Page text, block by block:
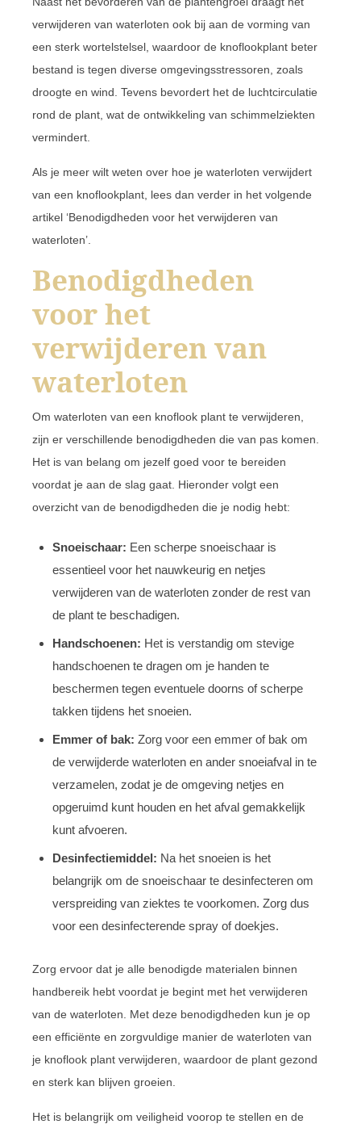
verwijderen van waterloten ook bij aan de vorming van
een sterk wortelstelsel, waardoor de knoflookplant beter
bestand is tegen diverse omgevingsstressoren, zoals
droogte en wind. Tevens bevordert het de luchtcirculatie
rond de plant, wat de ontwikkeling van schimmelziekten
vermindert.
Als je meer wilt weten over hoe je waterloten verwijdert
van een knoflookplant, lees dan verder in het volgende
artikel ‘Benodigdheden voor het verwijderen van
waterloten’.
Benodigdheden
voor het
verwijderen van
waterloten
Om waterloten van een knoflook plant te verwijderen,
zijn er verschillende benodigdheden die van pas komen.
Het is van belang om jezelf goed voor te bereiden
voordat je aan de slag gaat. Hieronder volgt een
overzicht van de benodigdheden die je nodig hebt:
Snoeischaar: Een scherpe snoeischaar is
essentieel voor het nauwkeurig en netjes
verwijderen van de waterloten zonder de rest van
de plant te beschadigen.
Handschoenen: Het is verstandig om stevige
handschoenen te dragen om je handen te
beschermen tegen eventuele doorns of scherpe
takken tijdens het snoeien.
Emmer of bak: Zorg voor een emmer of bak om
de verwijderde waterloten en ander snoeiafval in te
verzamelen, zodat je de omgeving netjes en
opgeruimd kunt houden en het afval gemakkelijk
kunt afvoeren.
Desinfectiemiddel: Na het snoeien is het
belangrijk om de snoeischaar te desinfecteren om
verspreiding van ziektes te voorkomen. Zorg dus
voor een desinfecterende spray of doekjes.
Zorg ervoor dat je alle benodigde materialen binnen
handbereik hebt voordat je begint met het verwijderen
van de waterloten. Met deze benodigdheden kun je op
een efficiënte en zorgvuldige manier de waterloten van
je knoflook plant verwijderen, waardoor de plant gezond
en sterk kan blijven groeien.
Het is belangrijk om veiligheid voorop te stellen en de